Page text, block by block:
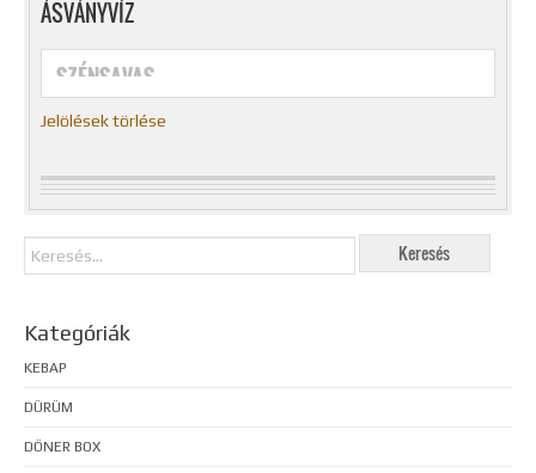
ÁSVÁNYVÍZ
Jelölések törlése
Kategóriák
KEBAP
DÜRÜM
DÖNER BOX